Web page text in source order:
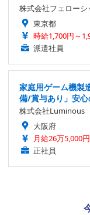
株式会社フェローシ
東京都
時給1,700円～
派遣社員
家庭用ゲーム機製
備/賞与あり」安
株式会社Luminous
大阪府
月給26万5,000
正社員